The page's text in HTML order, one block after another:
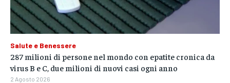
Salute e Benessere
287 milioni di persone nel mondo con epatite cronica da
virus B e C, due milioni di nuovi casi ogni anno
2 Agosto 2026